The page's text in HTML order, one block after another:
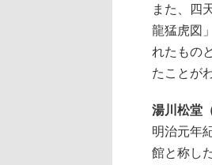
また、四
龍猛虎図
れたもの
たことが
湯川松堂
明治元年
館と称し